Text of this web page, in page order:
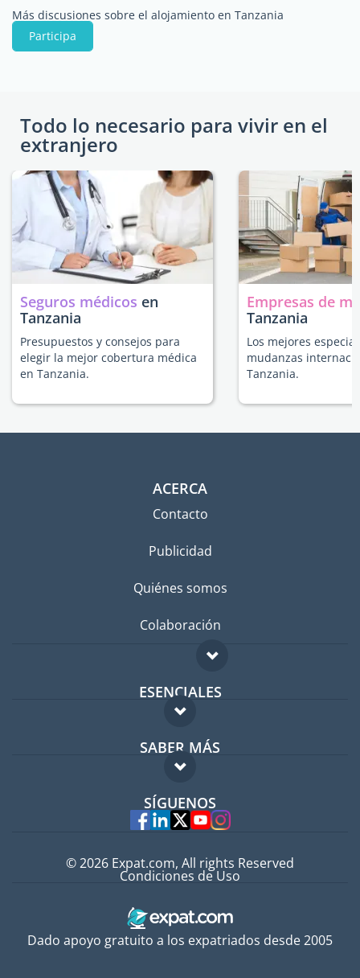
Más discusiones sobre el alojamiento en Tanzania
Participa
Todo lo necesario para vivir en el
extranjero
Seguros médicos en
Tanzania
Presupuestos y consejos para
elegir la mejor cobertura médica
en Tanzania.
Empresas de
Tanzania
Los mejores
mudanzas
Tanzania.
ACERCA
Contacto
Publicidad
Quiénes somos
Colaboración
ESENCIALES
Foro para expatriados
Guía para expatriados
Trabajos en el extranjero
SABER MÁS
FAQ
Expertos
SÍGUENOS
Dado apoyo gratuito a los expatriados desde 2005
© 2026 Expat.com, All rights Reserved
Condiciones de Uso